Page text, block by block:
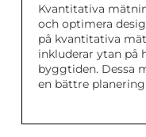
Kvantitativa
och optimera
på kvantitativa
inkluderar ytan på
byggtiden. Dessa
en bättre